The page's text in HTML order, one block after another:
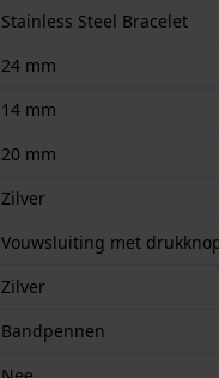
Stainless Steel Bracelet
24 mm
14 mm
20 mm
Zilver
Vouwsluiting met
Zilver
Bandpennen